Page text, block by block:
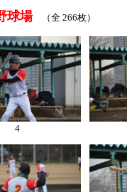
球場（全 266枚）
4